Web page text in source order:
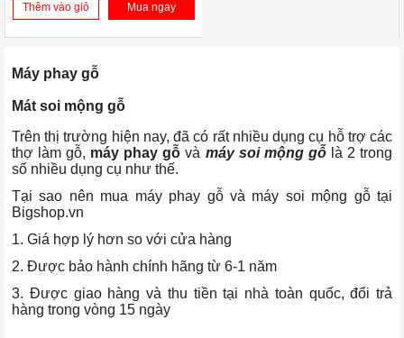
Thêm vào giỏ Mua ngay
Máy phay gỗ
Mát soi mộng gỗ
Trên thị trường hiện nay, đã có rất nhiều dụng cụ hỗ trợ các
thợ làm gỗ, máy phay gỗ và máy soi mộng gỗ là 2 trong
số nhiều dụng cụ như thế.
Tại sao nên mua máy phay gỗ và máy soi mộng gỗ tại
Bigshop.vn
1. Giá hợp lý hơn so với cửa hàng
2. Được bảo hành chính hãng từ 6-1 năm
3. Được giao hàng và thu tiền tại nhà toàn quốc, đổi trả
hàng trong vòng 15 ngày